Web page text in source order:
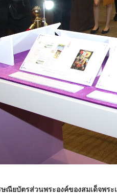
ษณียบัตรส่วนพระองค์ของสมเด็จพ